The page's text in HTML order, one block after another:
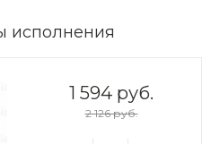
исполнения
1 594 руб.
2 126 руб.